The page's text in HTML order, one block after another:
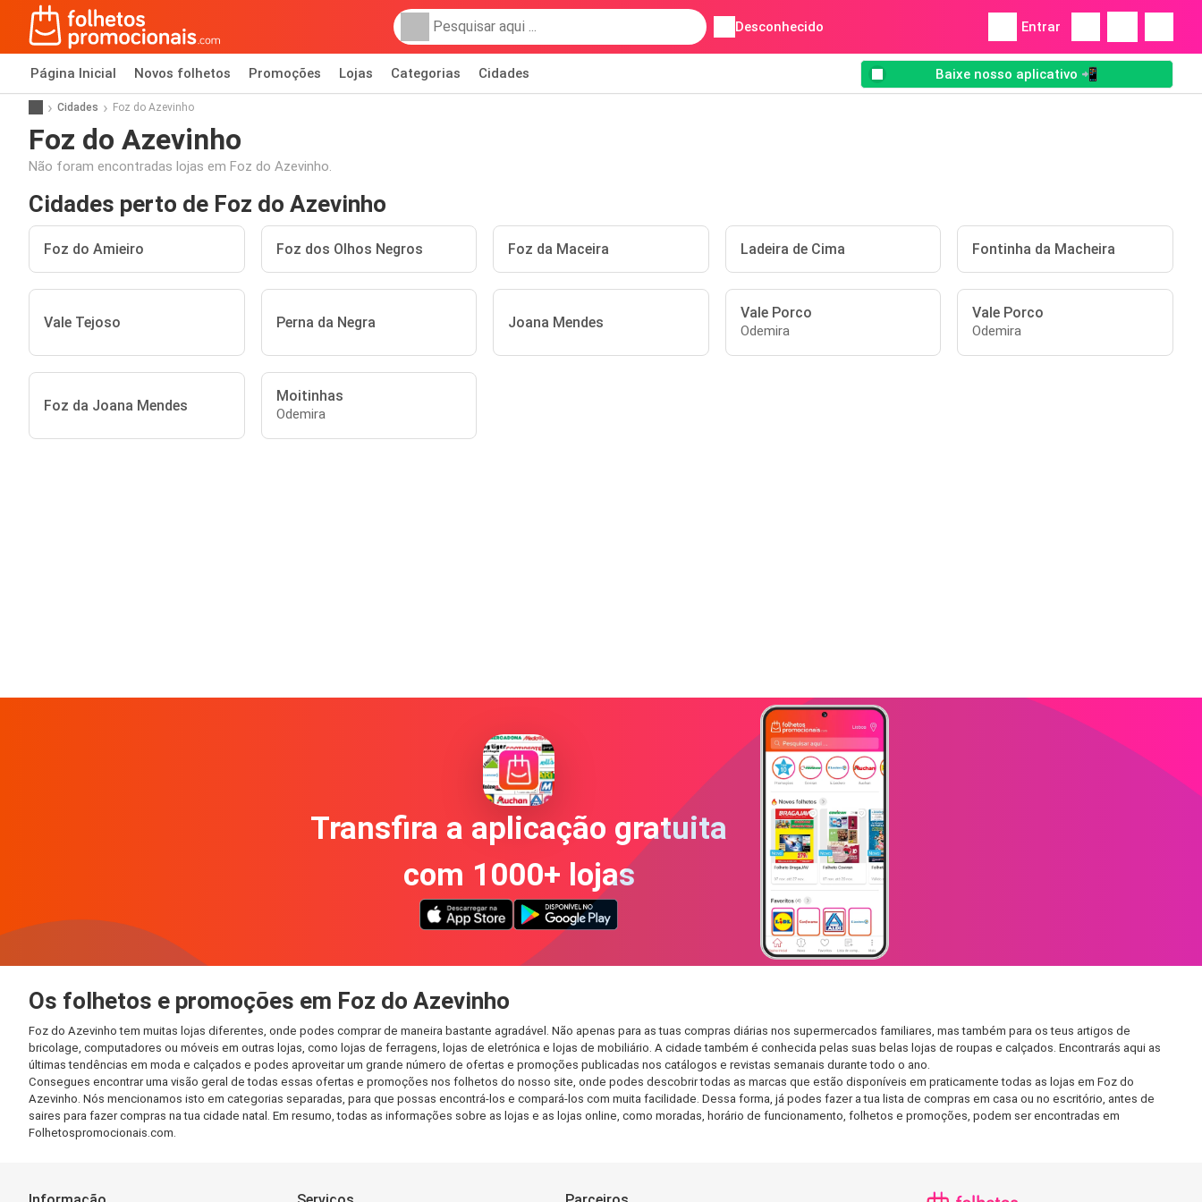
Desconhecido Entrar
Página Inicial Novos folhetos Promoções Lojas Categorias Cidades Baixe nosso aplicativo 📲
Cidades Foz do Azevinho
Foz do Azevinho
Não foram encontradas lojas em Foz do Azevinho.
Cidades perto de Foz do Azevinho
Foz do Amieiro Foz dos Olhos Negros Foz da Maceira Ladeira de Cima Fontinha da Macheira
Vale Tejoso Perna da Negra Joana Mendes
Vale Porco
Odemira
Vale Porco
Odemira
Foz da Joana Mendes
Moitinhas
Odemira
Transfira a aplicação gratuita
com 1000+ lojas
Os folhetos e promoções em Foz do Azevinho
Foz do Azevinho tem muitas lojas diferentes, onde podes comprar de maneira bastante agradável. Não apenas para as tuas compras diárias nos supermercados familiares, mas também para os teus artigos de
bricolage, computadores ou móveis em outras lojas, como lojas de ferragens, lojas de eletrónica e lojas de mobiliário. A cidade também é conhecida pelas suas belas lojas de roupas e calçados. Encontrarás aqui as
últimas tendências em moda e calçados e podes aproveitar um grande número de ofertas e promoções publicadas nos catálogos e revistas semanais durante todo o ano.
Consegues encontrar uma visão geral de todas essas ofertas e promoções nos folhetos do nosso site, onde podes descobrir todas as marcas que estão disponíveis em praticamente todas as lojas em Foz do
Azevinho. Nós mencionamos isto em categorias separadas, para que possas encontrá-los e compará-los com muita facilidade. Dessa forma, já podes fazer a tua lista de compras em casa ou no escritório, antes de
saires para fazer compras na tua cidade natal. Em resumo, todas as informações sobre as lojas e as lojas online, como moradas, horário de funcionamento, folhetos e promoções, podem ser encontradas em
Folhetospromocionais.com.